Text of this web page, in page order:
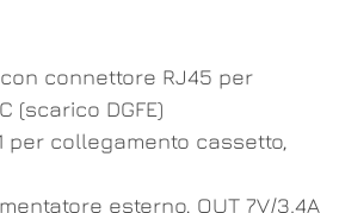
con connettore RJ45 per
(scarico DGFE)
per collegamento cassetto,
esterno, OUT 7V/3.4A